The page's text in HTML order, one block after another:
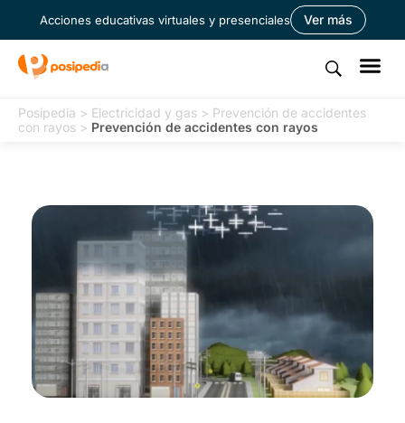
Acciones educativas virtuales y presenciales Ver más
Posipedia > Electricidad y gas > Prevención de accidentes
con rayos > Prevención de accidentes con rayos